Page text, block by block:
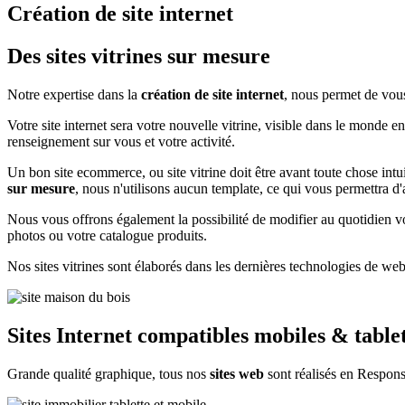
Création de site internet
Des sites vitrines sur mesure
Notre expertise dans la création de site internet, nous permet de
Votre site internet sera votre nouvelle vitrine, visible dans le monde
renseignement sur vous et votre activité.
Un bon site ecommerce, ou site vitrine doit être avant toute chose
sur mesure, nous n'utilisons aucun template, ce qui vous permettra
Nous vous offrons également la possibilité de modifier au quotidien
photos ou votre catalogue produits.
Nos sites vitrines sont élaborés dans les dernières technologies de
Sites Internet compatibles mobiles &
Grande qualité graphique, tous nos sites web sont réalisés en